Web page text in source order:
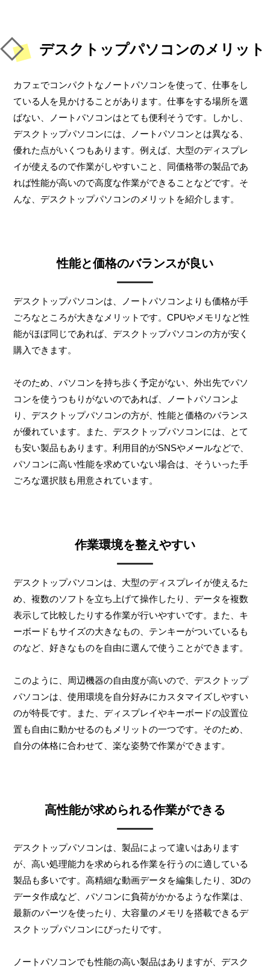
デスクトップパソコンのメリット
カフェでコンパクトなノートパソコンを使って、仕事をし
ている人を見かけることがあります。仕事をする場所を選
ばない、ノートパソコンはとても便利そうです。しかし、
デスクトップパソコンには、ノートパソコンとは異なる、
優れた点がいくつもあります。例えば、大型のディスプレ
イが使えるので作業がしやすいこと、同価格帯の製品であ
れば性能が高いので高度な作業ができることなどです。そ
んな、デスクトップパソコンのメリットを紹介します。
性能と価格のバランスが良い
デスクトップパソコンは、ノートパソコンよりも価格が手
ごろなところが大きなメリットです。CPUやメモリなど性
能がほぼ同じであれば、デスクトップパソコンの方が安く
購入できます。
そのため、パソコンを持ち歩く予定がない、外出先でパソ
コンを使うつもりがないのであれば、ノートパソコンよ
り、デスクトップパソコンの方が、性能と価格のバランス
が優れています。また、デスクトップパソコンには、とて
も安い製品もあります。利用目的がSNSやメールなどで、
パソコンに高い性能を求めていない場合は、そういった手
ごろな選択肢も用意されています。
作業環境を整えやすい
デスクトップパソコンは、大型のディスプレイが使えるた
め、複数のソフトを立ち上げて操作したり、データを複数
表示して比較したりする作業が行いやすいです。また、キ
ーボードもサイズの大きなもの、テンキーがついているも
のなど、好きなものを自由に選んで使うことができます。
このように、周辺機器の自由度が高いので、デスクトップ
パソコンは、使用環境を自分好みにカスタマイズしやすい
のが特長です。また、ディスプレイやキーボードの設置位
置も自由に動かせるのもメリットの一つです。そのため、
自分の体格に合わせて、楽な姿勢で作業ができます。
高性能が求められる作業ができる
デスクトップパソコンは、製品によって違いはあります
が、高い処理能力を求められる作業を行うのに適している
製品も多いです。高精細な動画データを編集したり、3Dの
データ作成など、パソコンに負荷がかかるような作業は、
最新のパーツを使ったり、大容量のメモリを搭載できるデ
スクトップパソコンにぴったりです。
ノートパソコンでも性能の高い製品はありますが、デスク